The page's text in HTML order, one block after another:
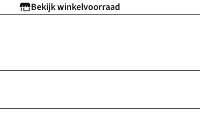
Bekijk winkelvoorraad